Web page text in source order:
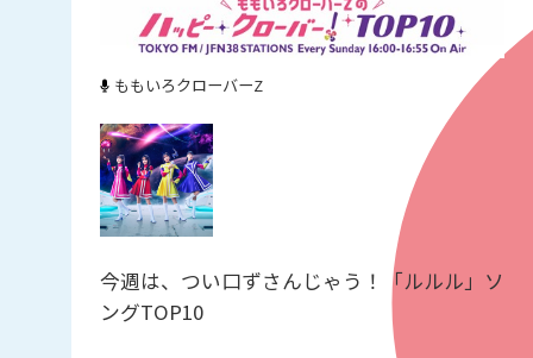
ももいろクローバーZ
今週は、つい口ずさんじゃう！「ルルル」ソ
ングTOP10